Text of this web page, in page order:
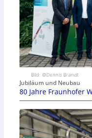
Bild: ©Dennis Brandt
Jubiläum und Neubau
80 Jahre Fraunhofer